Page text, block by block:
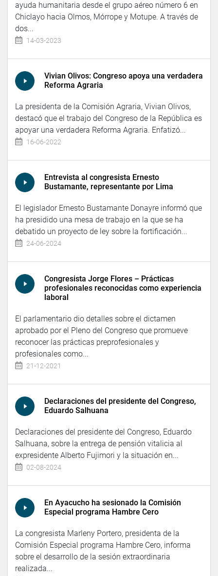
ayuda humanitaria desde el grupo aéreo número 6 en
Chiclayo hacia Olmos, Mórrope y Motupe. A través de
dos...
14-03-2023
Vivian Olivos: Congreso apoya una verdadera
Reforma Agraria
La presidenta de la Comisión Agraria, Vivian Olivos,
destacó que el trabajo del Congreso de la República es
apoyar una verdadera Reforma Agraria. Enfatizó...
16-06-2022
Entrevista al congresista Ernesto
Bustamante, representante por Lima
El legislador Ernesto Bustamante Donayre informó que
ha presidido una mesa de trabajo en la que se ha
debatido un proyecto de ley sobre la fortificación...
24-06-2024
Congresista Jorge Flores – Prácticas
profesionales reconocidas como experiencia
laboral
El parlamentario dio detalles sobre el dictamen
aprobado por el Pleno del Congreso que promueve
reconocer las prácticas preprofesionales y
profesionales como...
21-12-2021
Declaraciones del presidente del Congreso,
Eduardo Salhuana
Declaraciones del presidente del Congreso, Eduardo
Salhuana, sobre la entrega de pensión vitalicia al
expresidente Alberto Fujimori y la situación en...
02-08-2024
En Ayacucho ha sesionado la Comisión
Especial programa Hambre Cero
La congresista Marleny Portero, presidenta de la
Comisión Especial programa Hambre Cero, informa
sobre el desarrollo de la sesión extraordinaria
realizada...